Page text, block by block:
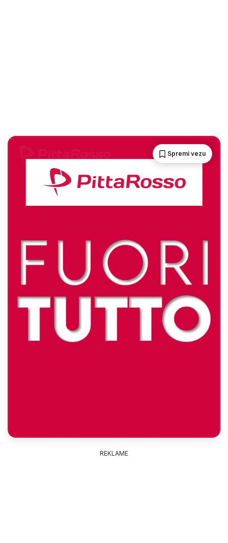
Spremi vezu
REKLAME